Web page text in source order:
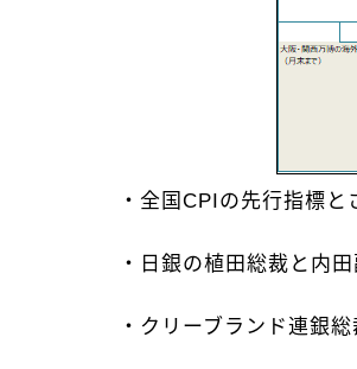
・全国CPIの先行指標
・日銀の植田総裁と内
・クリーブランド連銀